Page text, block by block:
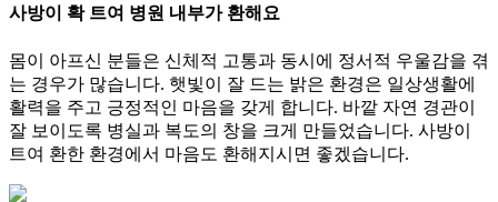
사방이 확 트여 병원 내부가 환해요
몸이 아프신 분들은 신체적 고통과 동시에 정서적 우울감을 겪
는 경우가 많습니다. 햇빛이 잘 드는 밝은 환경은 일상생활에
활력을 주고 긍정적인 마음을 갖게 합니다. 바깥 자연 경관이
잘 보이도록 병실과 복도의 창을 크게 만들었습니다. 사방이
트여 환한 환경에서 마음도 환해지시면 좋겠습니다.